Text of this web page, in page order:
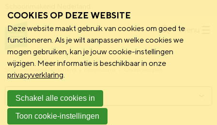
Menu
Schoonmakend Nederland
Menu
COOKIES OP DEZE WEBSITE
Deze website maakt gebruik van cookies om goed te
functioneren. Als je wilt aanpassen welke cookies we
mogen gebruiken, kan je jouw cookie-instellingen
wijzigen. Meer informatie is beschikbaar in onze
privacyverklaring.
Schakel alle cookies in
Toon cookie-instellingen